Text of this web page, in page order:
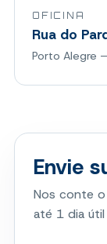
OFICINA
Rua do
Porto Alegre
Envie
Nos conte o
até 1 dia